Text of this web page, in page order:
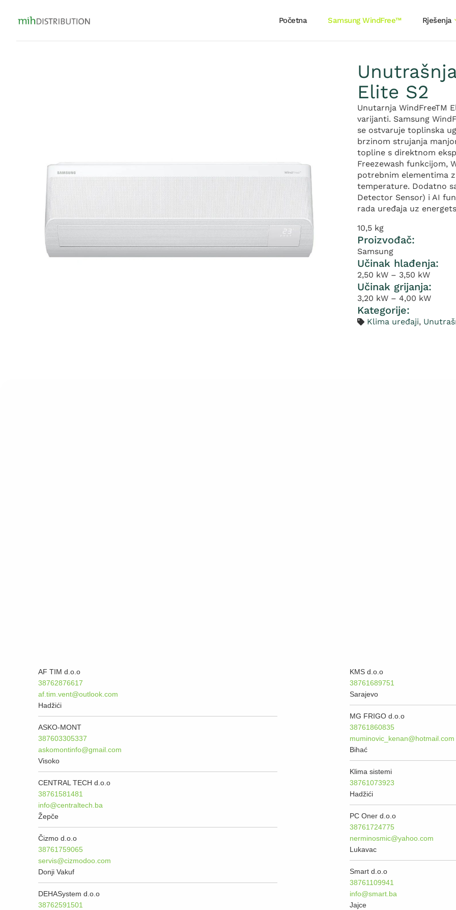
Početna Samsung WindFree™ Rješenja
Elite S2
Unutarnja WindFreeTM
varijanti. Samsung
se ostvaruje toplinska
brzinom strujanja
topline s direktnom
Freezewash funkcijom,
potrebnim elementima
temperature. Dodatno
Detector Sensor) i AI
rada uređaja uz
10,5 kg
Proizvođač:
Samsung
Učinak hlađenja:
2,50 kW – 3,50 kW
Učinak grijanja:
3,20 kW – 4,00 kW
Kategorije:
Klima uređaji,
AF TIM d.o.o
38762876617
af.tim.vent@outlook.com
Hadžići
ASKO-MONT
387603305337
askomontinfo@gmail.com
Visoko
CENTRAL TECH d.o.o
38761581481
info@centraltech.ba
Žepče
Čizmo d.o.o
38761759065
servis@cizmodoo.com
Donji Vakuf
DEHASystem d.o.o
38762591501
KMS d.o.o
38761689751
Sarajevo
MG FRIGO d.o.o
38761860835
muminovic_kenan@hotmail.com
Bihać
Klima sistemi
38761073923
Hadžići
PC Oner d.o.o
38761724775
nerminosmic@yahoo.com
Lukavac
Smart d.o.o
38761109941
info@smart.ba
Jajce